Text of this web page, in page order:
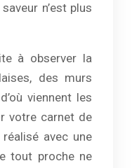
n’est plus
à observer la
des murs
viennent les
votre carnet de
avec une
tout proche ne